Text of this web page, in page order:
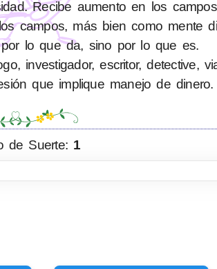
Recibe aumento en los
campos, más bien como mente
lo que da, sino por lo que es.
investigador, escritor, detective,
que implique manejo de dinero.
de Suerte: 1